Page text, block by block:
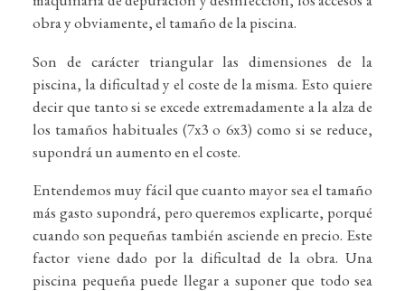
obra y obviamente, el tamaño de la piscina.
Son de carácter triangular las dimensiones de la
piscina, la dificultad y el coste de la misma. Esto quiere
decir que tanto si se excede extremadamente a la alza de
los tamaños habituales (7x3 o 6x3) como si se reduce,
supondrá un aumento en el coste.
Entendemos muy fácil que cuanto mayor sea el tamaño
más gasto supondrá, pero queremos explicarte, porqué
cuando son pequeñas también asciende en precio. Este
factor viene dado por la dificultad de la obra. Una
piscina pequeña puede llegar a suponer que todo sea